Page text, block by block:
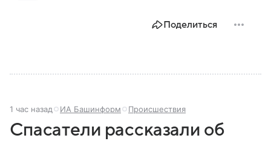
Поделиться
1 час назад ИА Башинформ Происшествия
Спасатели рассказали об